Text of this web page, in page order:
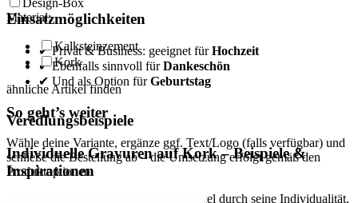
Einsatzmöglichkeiten
✔ Privat & Business: geeignet fürHochzeit
✔ Ebenfalls sinnvoll fürDankeschön
✔ Und als Option fürGeburtstag
So geht’s weiter
Wähle deine Variante, ergänze ggf. Text/Logo (falls verfügbar) und
schließe die Bestellung ab – die Umsetzung erfolgt gemäß den
Produktoptionen.
Im Geschenk-Kontext punktet der Artikel durch seine Individualität,
Design-Box
Material:
Kalksteinzement
Kork
ähnliche Artikel finden
Veredlungsbeispiele
Individuelle Gravuren auf Kork – Beispiele &
Inspirationen